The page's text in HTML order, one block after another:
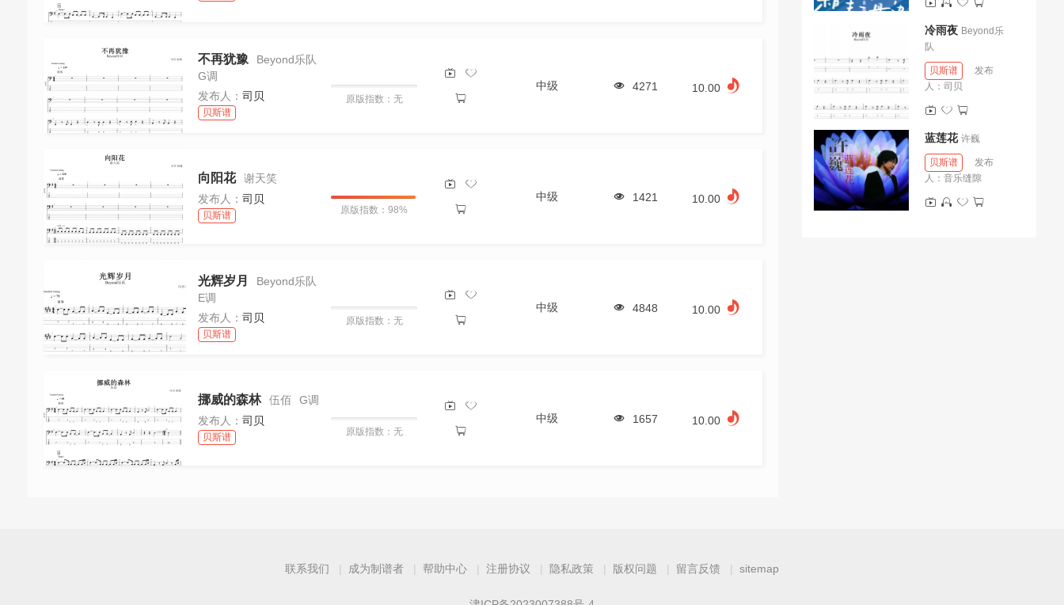
不再犹豫
Beyond乐队
G调
发布人： 司贝
贝斯谱
原版指数：无
中级 4271 10.00
向阳花
谢天笑
发布人： 司贝
贝斯谱
原版指数：98%
中级 1421 10.00
光辉岁月
Beyond乐队
E调
发布人： 司贝
贝斯谱
原版指数：无
中级 4848 10.00
挪威的森林 伍佰
G调
发布人： 司贝
贝斯谱
原版指数：无
中级 1657 10.00
冷雨夜 Beyond乐
队
贝斯谱
发布
人： 司贝
蓝莲花 许巍
贝斯谱
发布
人： 音乐缝隙
联系我们 成为制谱者 帮助中心 注册协议 隐私政策 版权问题 留言反馈 sitemap